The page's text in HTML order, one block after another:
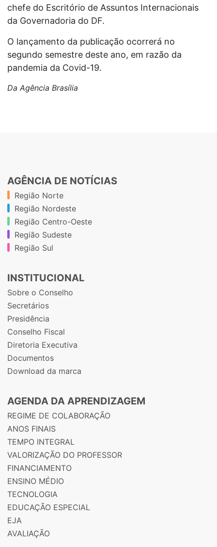
chefe do Escritório de Assuntos Internacionais
da Governadoria do DF.
O lançamento da publicação ocorrerá no
segundo semestre deste ano, em razão da
pandemia da Covid-19.
Da Agência Brasília
AGÊNCIA DE NOTÍCIAS
Região Norte
Região Nordeste
Região Centro-Oeste
Região Sudeste
Região Sul
INSTITUCIONAL
Sobre o Conselho
Secretários
Presidência
Conselho Fiscal
Diretoria Executiva
Documentos
Download da marca
AGENDA DA APRENDIZAGEM
REGIME DE COLABORAÇÃO
ANOS FINAIS
TEMPO INTEGRAL
VALORIZAÇÃO DO PROFESSOR
FINANCIAMENTO
ENSINO MÉDIO
TECNOLOGIA
EDUCAÇÃO ESPECIAL
EJA
AVALIAÇÃO